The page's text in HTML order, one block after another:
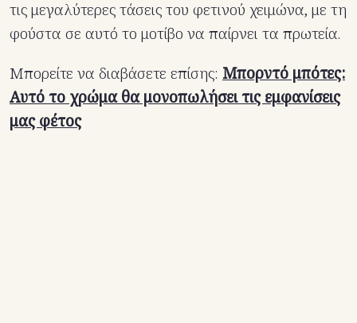
τις μεγαλύτερες τάσεις του φετινού χειμώνα, με τη
φούστα σε αυτό το μοτίβο να παίρνει τα πρωτεία.
Μπορείτε να διαβάσετε επίσης: Μπορντό μπότες:
Αυτό το χρώμα θα μονοπωλήσει τις εμφανίσεις
μας φέτος